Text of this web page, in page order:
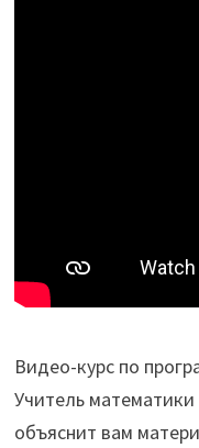
Видео-курс по
Учитель
объяснит вам